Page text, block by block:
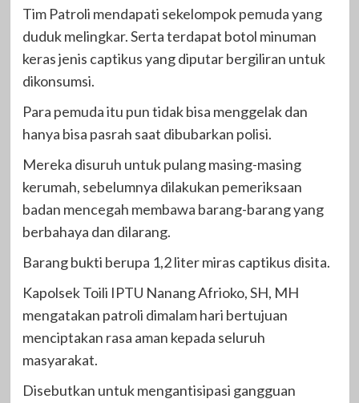
Tim Patroli mendapati sekelompok pemuda yang
duduk melingkar. Serta terdapat botol minuman
keras jenis captikus yang diputar bergiliran untuk
dikonsumsi.
Para pemuda itu pun tidak bisa menggelak dan
hanya bisa pasrah saat dibubarkan polisi.
Mereka disuruh untuk pulang masing-masing
kerumah, sebelumnya dilakukan pemeriksaan
badan mencegah membawa barang-barang yang
berbahaya dan dilarang.
Barang bukti berupa 1,2 liter miras captikus disita.
Kapolsek Toili IPTU Nanang Afrioko, SH, MH
mengatakan patroli dimalam hari bertujuan
menciptakan rasa aman kepada seluruh
masyarakat.
Disebutkan untuk mengantisipasi gangguan